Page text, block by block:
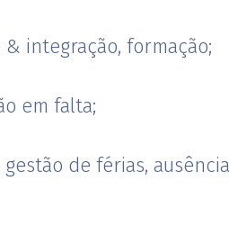
integração, formação;
em falta;
de férias,